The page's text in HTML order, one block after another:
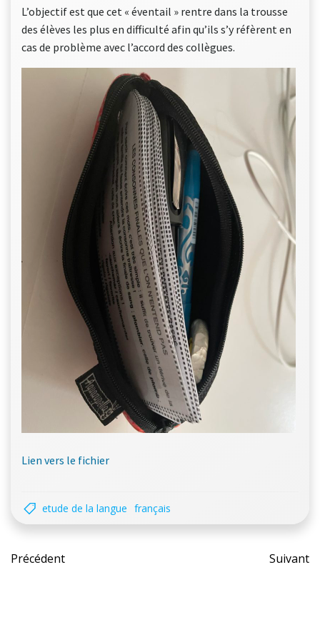
L’objectif est que cet « éventail » rentre dans la trousse
des élèves les plus en difficulté afin qu’ils s’y réfèrent en
cas de problème avec l’accord des collègues.
Lien vers le fichier
etude de la langue français
Post
Précédent Suivant